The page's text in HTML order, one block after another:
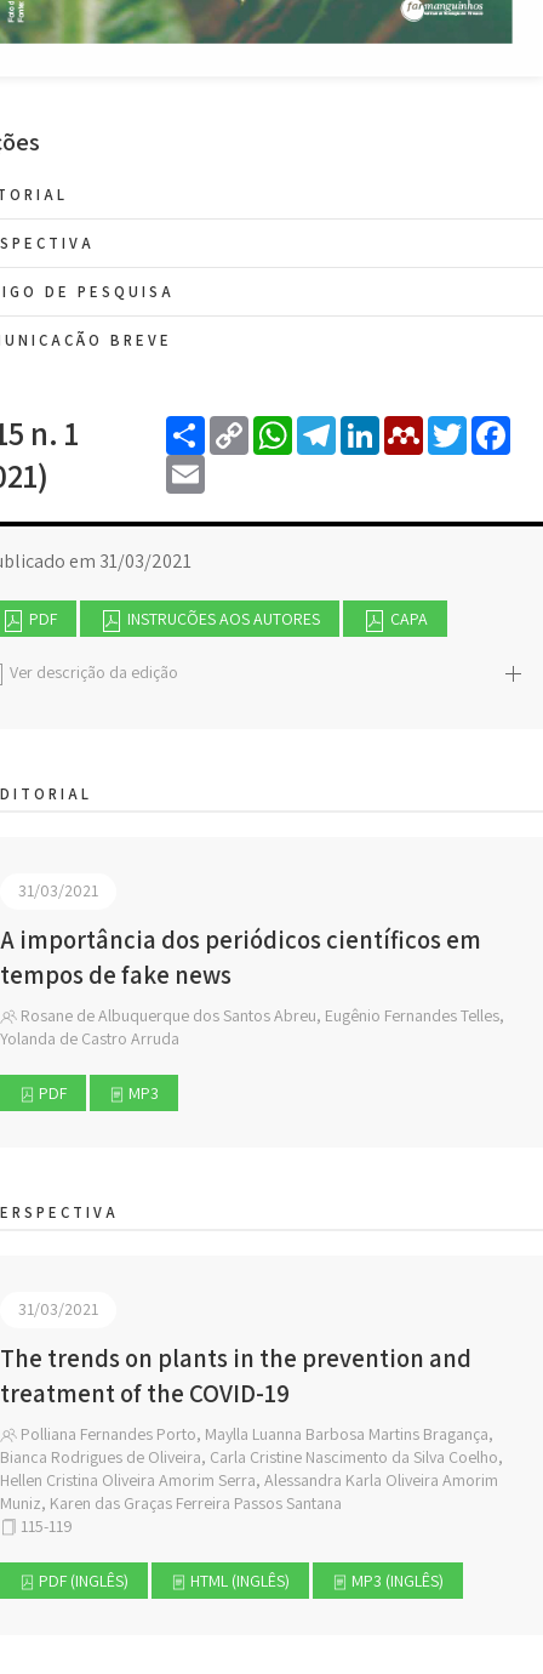
DE PESQUISA
BREVE
n. 1
Share
Copy
LinkWhatsApp
Telegram
LinkedIn
Email
em 31/03/2021
PDF INSTRUÇÕES AOS AUTORES CAPA
Ver descrição da edição
31/03/2021
A importância dos periódicos científicos em
tempos de fake news
Rosane de Albuquerque dos Santos Abreu, Eugênio Fernandes Telles,
Yolanda de Castro Arruda
PDF MP3
31/03/2021
The trends on plants in the prevention and
treatment of the COVID-19
Polliana Fernandes Porto, Maylla Luanna Barbosa Martins Bragança,
Bianca Rodrigues de Oliveira, Carla Cristine Nascimento da Silva Coelho,
Hellen Cristina Oliveira Amorim Serra, Alessandra Karla Oliveira Amorim
Muniz, Karen das Graças Ferreira Passos Santana
115-119
PDF (INGLÊS) HTML (INGLÊS) MP3 (INGLÊS)